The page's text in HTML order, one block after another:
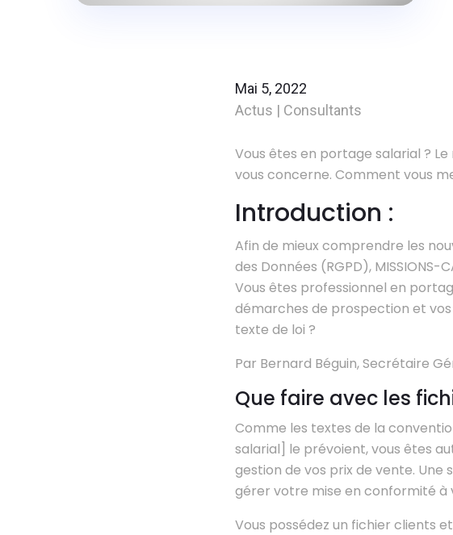
Mai 5, 2022
Actus | Consultants
Vous êtes en portage salarial ?
vous concerne. Comment vous
Introduction :
Afin de mieux comprendre les
des Données (RGPD), MISSIONS-
Vous êtes professionnel en
démarches de prospection et
texte de loi ?
Par Bernard Béguin, Secrétaire
Que faire avec les
Comme les textes de la
salarial] le prévoient, vous êtes
gestion de vos prix de vente.
gérer votre mise en conformité à
Vous possédez un fichier clients